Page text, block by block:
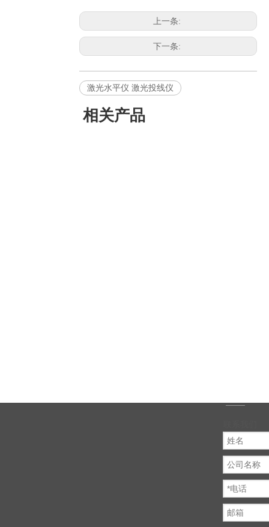
上一条:
下一条:
激光水平仪 激光投线仪
相关产品